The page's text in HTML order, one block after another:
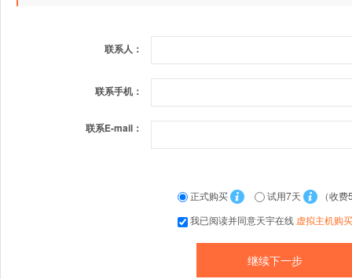
联系人：
联系手机：
联系E-mail：
正式购买 试用7天
（收费
我已阅读并同意天宇在线 虚拟主机购